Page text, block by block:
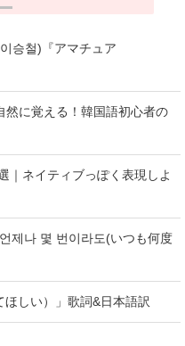
승철)『アマチュア
然に覚える！韓国語初心者の
｜ネイティブっぽく表現しよ
제나 몇 번이라도(いつも何度
しい）」歌詞&日本語訳